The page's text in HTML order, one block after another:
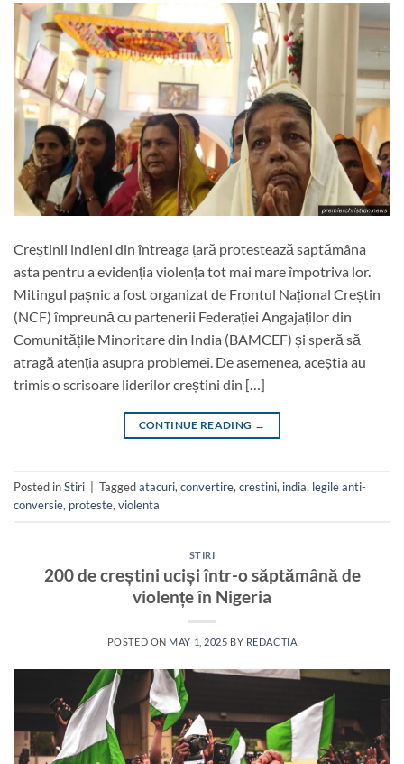
Creștinii indieni din întreaga țară protestează saptămâna
asta pentru a evidenția violența tot mai mare împotriva lor.
Mitingul pașnic a fost organizat de Frontul Național Creștin
(NCF) împreună cu partenerii Federației Angajaților din
Comunitățile Minoritare din India (BAMCEF) și speră să
atragă atenția asupra problemei. De asemenea, aceștia au
trimis o scrisoare liderilor creștini din […]
CONTINUE READING →
Posted inStiri Taggedatacuri, convertire, crestini, india, legile anti-
conversie, proteste, violenta
STIRI
200 de creștini uciși într-o săptămână de
violențe în Nigeria
POSTED ON MAY 1, 2025 BY REDACTIA